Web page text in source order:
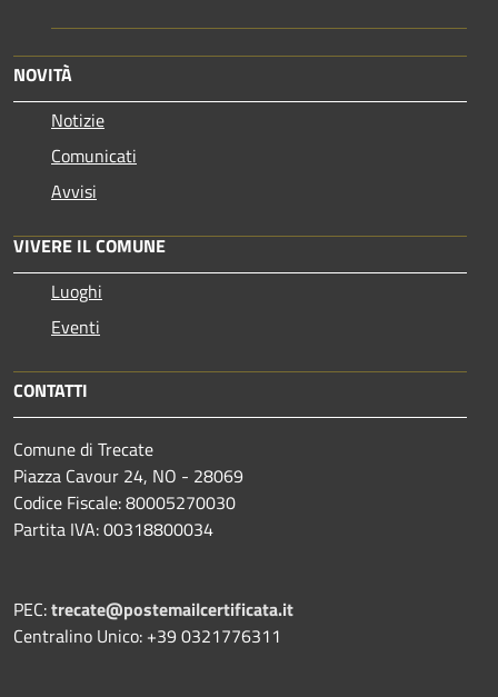
NOVITÀ
Notizie
Comunicati
Avvisi
VIVERE IL COMUNE
Luoghi
Eventi
CONTATTI
Comune di Trecate
Piazza Cavour 24, NO - 28069
Codice Fiscale: 80005270030
Partita IVA: 00318800034
PEC:trecate@postemailcertificata.it
Centralino Unico: +39 0321776311